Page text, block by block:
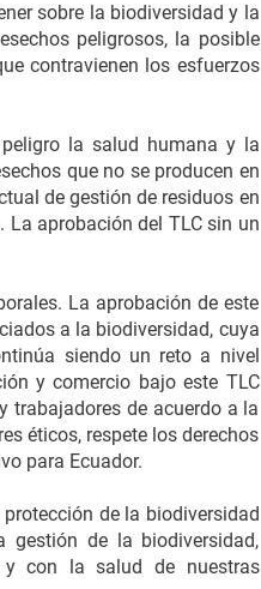
sobre la biodiversidad y la
peligrosos, la posible
contravienen los esfuerzos
la salud humana y la
que no se producen en
de gestión de residuos en
La aprobación del TLC sin un
La aprobación de este
a la biodiversidad, cuya
siendo un reto a nivel
y comercio bajo este TLC
trabajadores de acuerdo a la
éticos, respete los derechos
para Ecuador.
de la biodiversidad
gestión de la biodiversidad,
y con la salud de nuestras